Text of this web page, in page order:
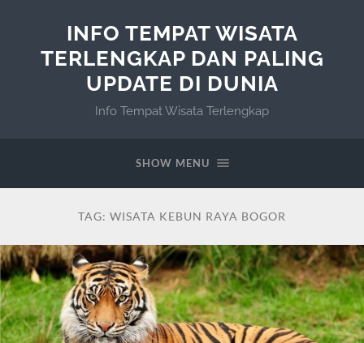
INFO TEMPAT WISATA
TERLENGKAP DAN PALING
UPDATE DI DUNIA
Info Tempat Wisata Terlengkap
SHOW MENU
TAG: WISATA KEBUN RAYA BOGOR